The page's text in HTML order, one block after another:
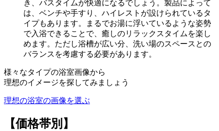
き、バスタイムが快適になるでしょう。製品によって
は、ベンチや手すり、ハイレストが設けられているタ
イプもあります。まるでお湯に浮いているような姿勢
で入浴できることで、癒しのリラックスタイムを楽し
めます。ただし浴槽が広い分、洗い場のスペースとの
バランスを考慮する必要があります。
様々なタイプの浴室画像から
理想のイメージを探してみましょう
理想の浴室の画像を選ぶ
【価格帯別】